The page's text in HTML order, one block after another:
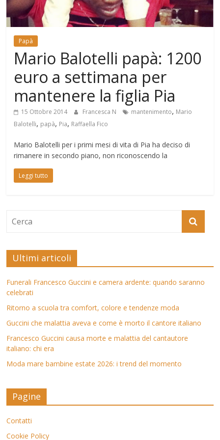
Mondo
Papà
Mario Balotelli papà: 1200
euro a settimana per
mantenere la figlia Pia
15 Ottobre 2014 Francesca N mantenimento, Mario
Balotelli, papà, Pia, Raffaella Fico
Mario Balotelli per i primi mesi di vita di Pia ha deciso di
rimanere in secondo piano, non riconoscendo la
Leggi tutto
Ultimi articoli
Funerali Francesco Guccini e camera ardente: quando saranno
celebrati
Ritorno a scuola tra comfort, colore e tendenze moda
Guccini che malattia aveva e come è morto il cantore italiano
Francesco Guccini causa morte e malattia del cantautore
italiano: chi era
Moda mare bambine estate 2026: i trend del momento
Pagine
Contatti
Cookie Policy